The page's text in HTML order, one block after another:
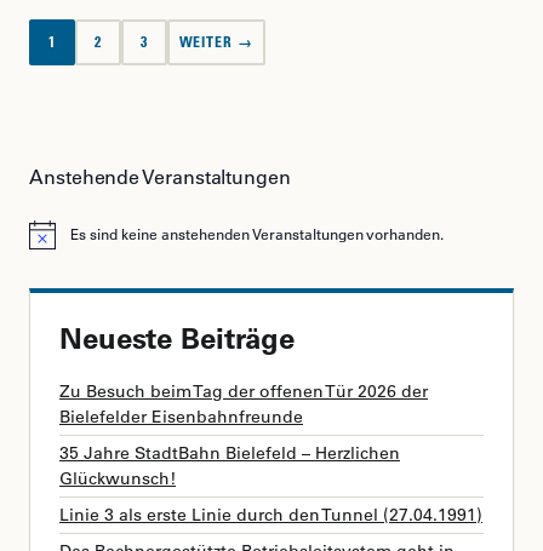
Seitennummerierung
der
1 2 3 WEITER →
Anstehende Veranstaltungen
HinweisEs sind keine anstehenden Veranstaltungen vorhanden.
Neueste Beiträge
Zu Besuch beim Tag der offenen Tür 2026 der
Bielefelder Eisenbahnfreunde
35 Jahre StadtBahn Bielefeld – Herzlichen
Glückwunsch!
Linie 3 als erste Linie durch den Tunnel (27.04.1991)